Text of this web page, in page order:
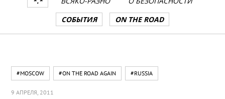
СОБЫТИЯ
ON THE ROAD
#MOSCOW #ON THE ROAD AGAIN #RUSSIA
9 АПРЕЛЯ, 2011